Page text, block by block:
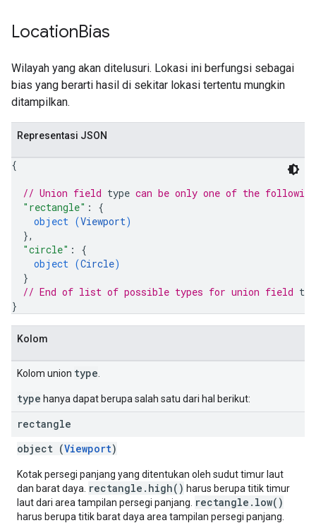
LocationBias
Wilayah yang akan ditelusuri. Lokasi ini berfungsi sebagai
bias yang berarti hasil di sekitar lokasi tertentu mungkin
ditampilkan.
Representasi JSON
{
// Union field type can be only one of the
"rectangle" : {
object (Viewport)
},
"circle" : {
object (Circle)
}
// End of list of possible types for union field
}
Kolom
Kolom union type
type hanya dapat berupa salah satu dari hal berikut:
rectangle
object (Viewport)
Kotak persegi panjang yang ditentukan oleh sudut timur laut
dan barat daya. rectangle.high() harus berupa titik timur
laut dari area tampilan persegi panjang. rectangle.low()
harus berupa titik barat daya area tampilan persegi panjang.